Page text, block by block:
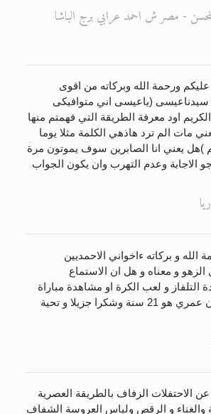
- مصر ش احمد عرابي برج الباشا
ورحمة الله وبركاته من اقوى
سيدناعيسى (ياعيسى اني متوافيكى
اود معرفة الطريقة التي فهمتم منها
مات الم ترد هاذهي الكلمة مثلا يوما
)هل يعني انا الصابرين سوف يموتون مرة
الاجابة وعدم التهرب وان يكون الجواب
الله و بركاته ءاخواني الاحمديين
و معناه و هل ان الاستماع
و لعب الكرة او مشاهدة مباراة
زهوا ام ماذا علما ان عمري هو 21 سنة وشكرا جزيلا و تحية
عن الاحتفلات الزفاف بالطريقة العصرية
و الرقص ولباس العروسة الشفاف